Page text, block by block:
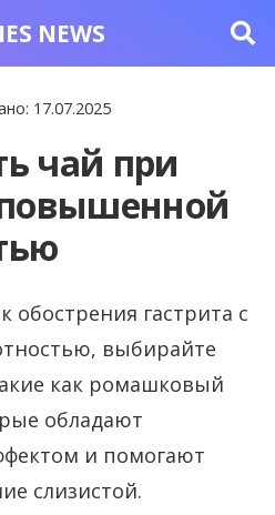
NEWS
17.07.2025
чай при
повышенной
обострения гастрита с
выбирайте
как ромашковый
обладают
и помогают
слизистой.